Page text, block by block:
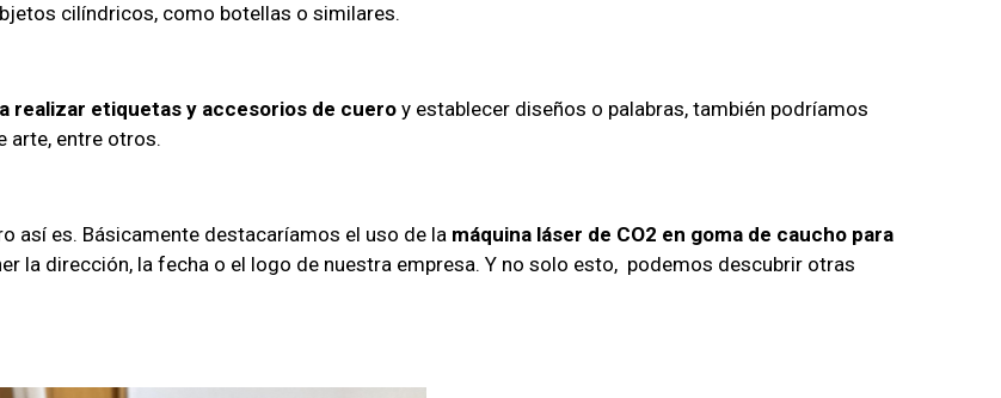
cilíndricos, como botellas o similares.
realizar etiquetas y accesorios de cuero y establecer diseños o palabras, también podríamos
arte, entre otros.
así es. Básicamente destacaríamos el uso de la máquina láser de CO2 en goma de caucho para
la dirección, la fecha o el logo de nuestra empresa. Y no solo esto, podemos descubrir otras